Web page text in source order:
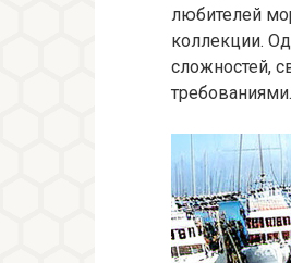
любителей
коллекции.
сложностей,
требованиями.